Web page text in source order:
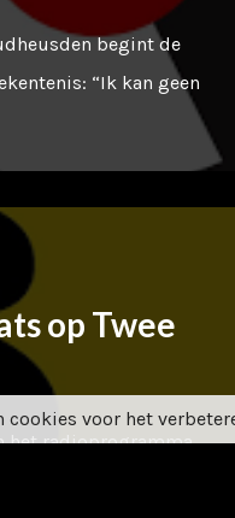
begint de
“Ik kan geen
op Twee
het radioprogramma
voor het